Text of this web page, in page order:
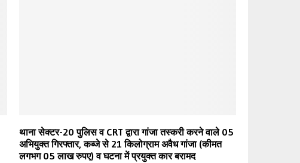
थाना सेक्टर-20 पुलिस व CRT द्वारा गांजा तस्करी करने वाले 05
अभियुक्त गिरफ्तार, कब्जे से 21 किलोग्राम अवैध गांजा (कीमत
लगभग 05 लाख रुपए) व घटना में प्रयुक्त कार बरामद